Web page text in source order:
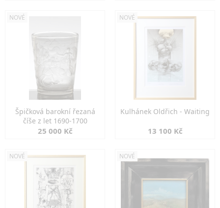
NOVÉ
Špičková barokní řezaná
číše z let 1690-1700
25 000 Kč
NOVÉ
Kulhánek Oldřich - Waiting
13 100 Kč
NOVÉ NOVÉ